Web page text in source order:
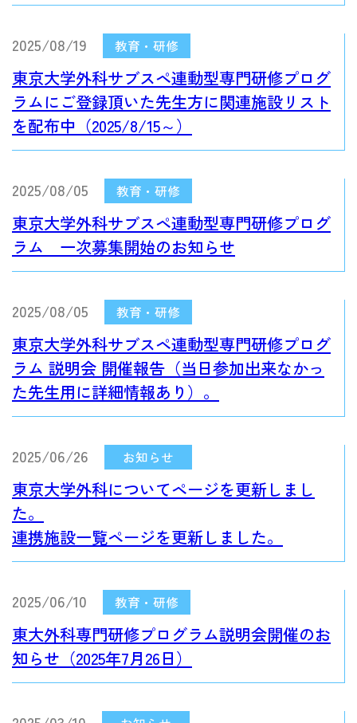
2025/08/19
東京大学外科サブスペ連動型専門研修プログ
ラムにご登録頂いた先生方に関連施設リスト
を配布中（2025/8/15～）
2025/08/05
東京大学外科サブスペ連動型専門研修プログ
ラム 一次募集開始のお知らせ
2025/08/05
東京大学外科サブスペ連動型専門研修プログ
ラム 説明会 開催報告（当日参加出来なかっ
た先生用に詳細情報あり）。
2025/06/26
東京大学外科についてページを更新しまし
た。
連携施設一覧ページを更新しました。
2025/06/10
東大外科専門研修プログラム説明会開催のお
知らせ（2025年7月26日）